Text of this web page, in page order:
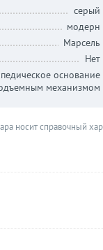
серый
модерн
Марсель
Нет
основание
механизмом
носит справочный